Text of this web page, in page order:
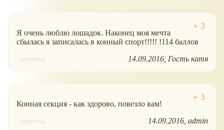
Я очень люблю лошадок. Наконец моя мечта
сбылась я записалась в конный спорт!!!!! !114 баллов
ответить 14.09.2016 Гость катя
Конная секция - как здорово, повезло вам!
ответить 14.09.2016 admin